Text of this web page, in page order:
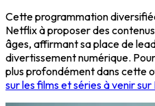
Cette programmation
Netflix à proposer des
âges, affirmant sa place de
divertissement numérique.
plus profondément dans cette
sur les films et séries à venir